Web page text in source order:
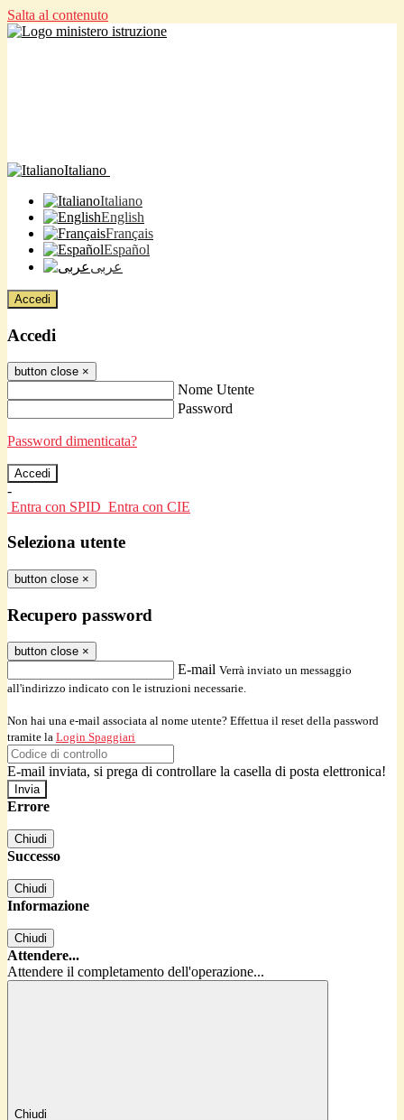
Salta al contenuto
Italiano
Italiano
English
Français
Español
عربى
Accedi
Accedi
button close ×
Nome Utente
Password
Password dimenticata?
-
Entra con SPID Entra con CIE
Seleziona utente
button close ×
Recupero password
button close ×
E-mail Verrà inviato un messaggio
all'indirizzo indicato con le istruzioni necessarie.
Non hai una e-mail associata al nome utente? Effettua il reset della password
tramite la Login Spaggiari
E-mail inviata, si prega di controllare la casella di posta elettronica!
Errore
Chiudi
Successo
Chiudi
Informazione
Chiudi
Attendere...
Attendere il completamento dell'operazione...
Chiudi